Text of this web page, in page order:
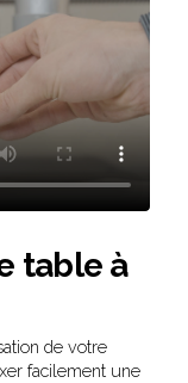
table à
de votre
facilement une